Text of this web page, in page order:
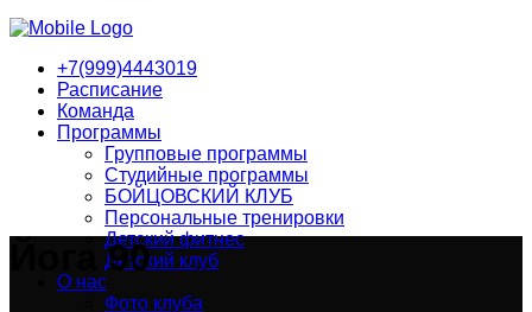
+7(999)4443019
Расписание
Команда
Программы
Групповые программы
Студийные программы
БОЙЦОВСКИЙ КЛУБ
Персональные тренировки
Детский фитнес
Детский клуб
О нас
Фото клуба
Йога 90